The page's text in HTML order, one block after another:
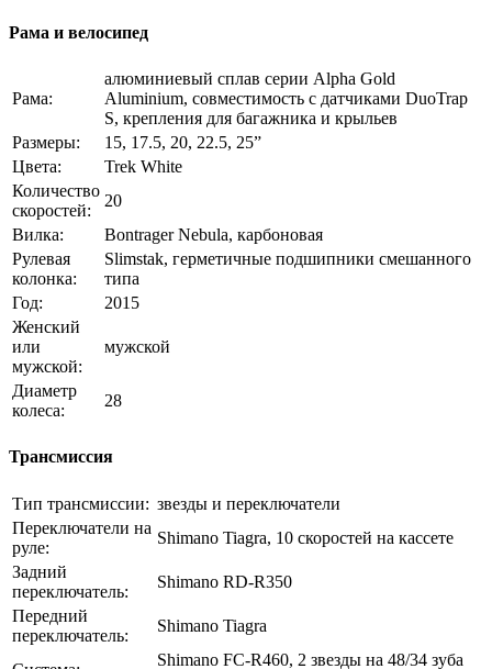
Рама и велосипед
Рама:
алюминиевый сплав серии Alpha Gold
Aluminium, совместимость с датчиками DuoTrap
S, крепления для багажника и крыльев
Размеры:
15, 17.5, 20, 22.5, 25”
Цвета:
Trek White
Количество
скоростей:
20
Вилка:
Bontrager Nebula, карбоновая
Рулевая
колонка:
Slimstak, герметичные подшипники смешанного
типа
Год:
2015
Женский
или
мужской:
мужской
Диаметр
колеса:
28
Трансмиссия
Тип трансмиссии: звезды и переключатели
Переключатели на
руле:
Shimano Tiagra, 10 скоростей на кассете
Задний
переключатель:
Shimano RD-R350
Передний
переключатель:
Shimano Tiagra
Shimano FC-R460, 2 звезды на 48/34 зуба